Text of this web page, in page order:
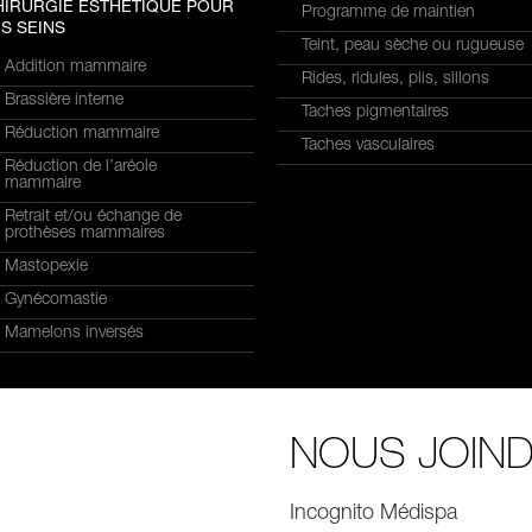
ESTHÉTIQUE POUR
SEINS
Addition mammaire
Brassière interne
Réduction mammaire
Réduction de l’aréole
mammaire
Retrait et/ou échange de
prothèses mammaires
Mastopexie
Gynécomastie
Mamelons inversés
Programme de maintien
Teint, peau sèche ou rugueuse
Rides, ridules, plis, sillons
Taches pigmentaires
Taches vasculaires
NOUS
Incognito Médispa